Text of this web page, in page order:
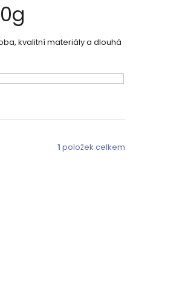
kvalitní materiály a dlouhá
1 položek celkem